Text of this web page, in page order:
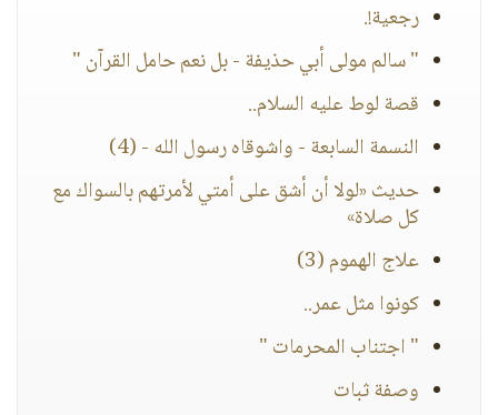
رجعية!.
" سالم مولى أبي حذيفة - بل نعم حامل القرآن "
قصة لوط عليه السلام..
النسمة السابعة - واشوقاه رسول الله - (4)
حديث «لولا أن أشق على أمتي لأمرتهم بالسواك مع
كل صلاة»
علاج الهموم (3)
كونوا مثل عمر..
" اجتناب المحرمات "
وصفة ثبات